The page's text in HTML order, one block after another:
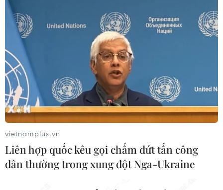
TIN LIÊN QUAN
vietnamplus.vn
Liên hợp quốc kêu gọi chấm dứt tấn công
dân thường trong xung đột Nga-Ukraine